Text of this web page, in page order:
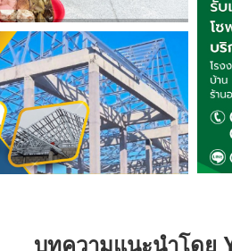
บทความแนะนำโดย